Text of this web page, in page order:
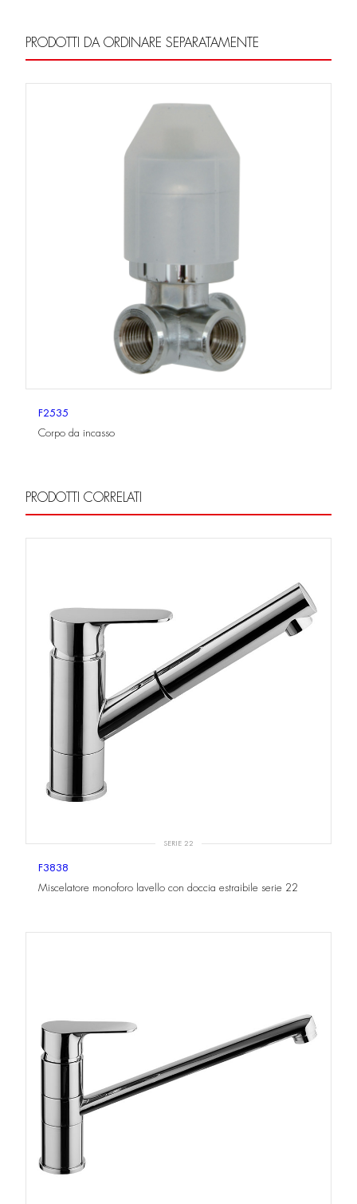
PRODOTTI DA ORDINARE SEPARATAMENTE
F2535
Corpo da incasso
PRODOTTI CORRELATI
SERIE 22
F3838
Miscelatore monoforo lavello con doccia estraibile serie 22